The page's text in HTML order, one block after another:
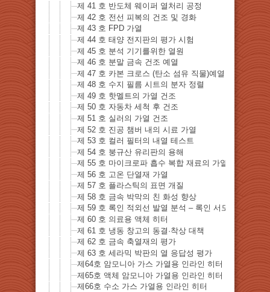
제 41 호 반도체 웨이퍼 열처리 공정
제 42 호 전선 피복의 건조 및 경화
제 43 호 FPD 가열
제 44 호 태양 전지판의 평가 시험
제 45 호 분석 기기를위한 열원
제 46 호 분말 금속 건조 예열
제 47 호 카본 크로스 (탄소 섬유 직물)예열 연화
제 48 호 수지 필름 시트의 분자 정렬
제 49 호 핫멜트의 가열 건조
제 50 호 자동차 세척 후 건조
제 51 호 실러의 가열 건조
제 52 호 진공 챔버 내의 시료 가열
제 53 호 컬러 필터의 내열 테스트
제 54 호 붕규산 유리판의 용해
제 55 호 마이크로파 흡수 복합 재료의 가열
제 56 호 고온 단열재 가열
제 57 호 플라스틱의 표면 개질
제 58 호 금속 박막의 친 화성 향상
제 59 호 록인 적외선 발열 분석 – 록인 서모그래피 방법
제 60 호 의료용 액체 히터
제 61 호 냉동 창고의 동결·착상 대책
제 62 호 금속 축열재의 평가
제 63 호 세라믹 박판의 열 응답성 평가
제64호 암모니아 가스 가열용 인라인 히터
제65호 액체 암모니아 가열용 인라인 히터
제66호 수소 가스 가열용 인라인 히터